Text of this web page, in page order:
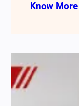
Know More